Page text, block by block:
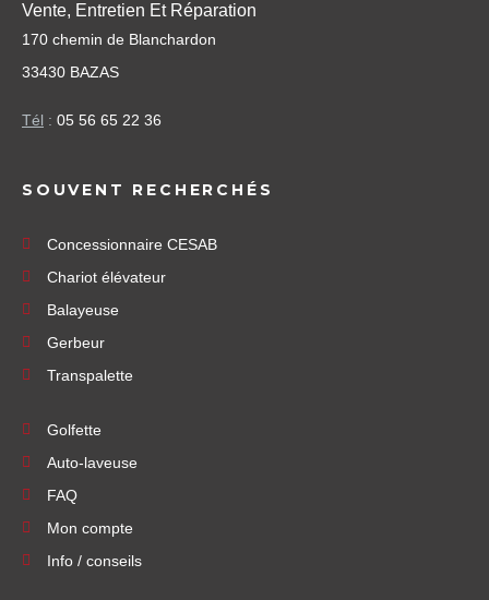
Vente, Entretien Et Réparation
170 chemin de Blanchardon
33430 BAZAS
Tél : 05 56 65 22 36
SOUVENT RECHERCHÉS
Concessionnaire CESAB
Chariot élévateur
Balayeuse
Gerbeur
Transpalette
Golfette
Auto-laveuse
FAQ
Mon compte
Info / conseils